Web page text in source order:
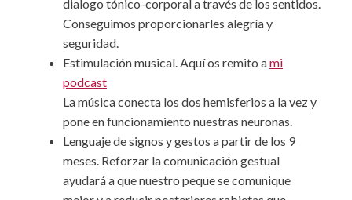
dialogo tónico-corporal a través de los sentidos.
Conseguimos proporcionarles alegría y
seguridad.
Estimulación musical. Aquí os remito ami
podcast
La música conecta los dos hemisferios a la vez y
pone en funcionamiento nuestras neuronas.
Lenguaje de signos y gestos a partir de los 9
meses. Reforzar la comunicación gestual
ayudará a que nuestro peque se comunique